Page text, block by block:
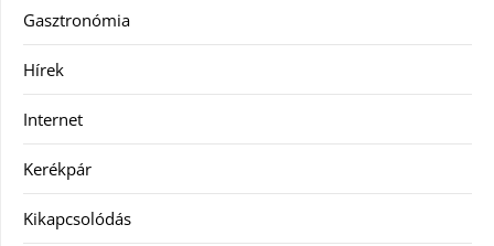
Gasztronómia
Hírek
Internet
Kerékpár
Kikapcsolódás